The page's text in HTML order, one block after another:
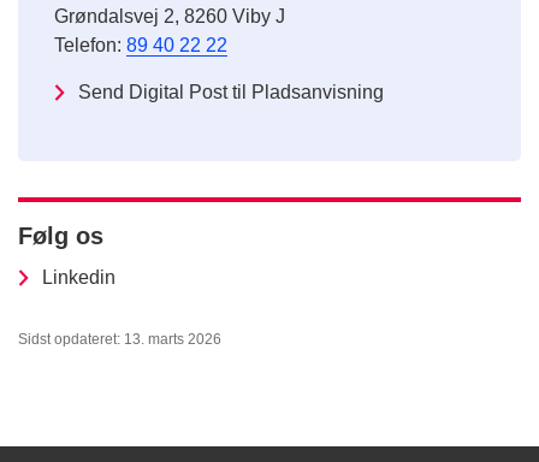
Grøndalsvej 2, 8260 Viby J
Telefon: 89 40 22 22
Send Digital Post til Pladsanvisning
Følg os
Linkedin
Sidst opdateret: 13. marts 2026